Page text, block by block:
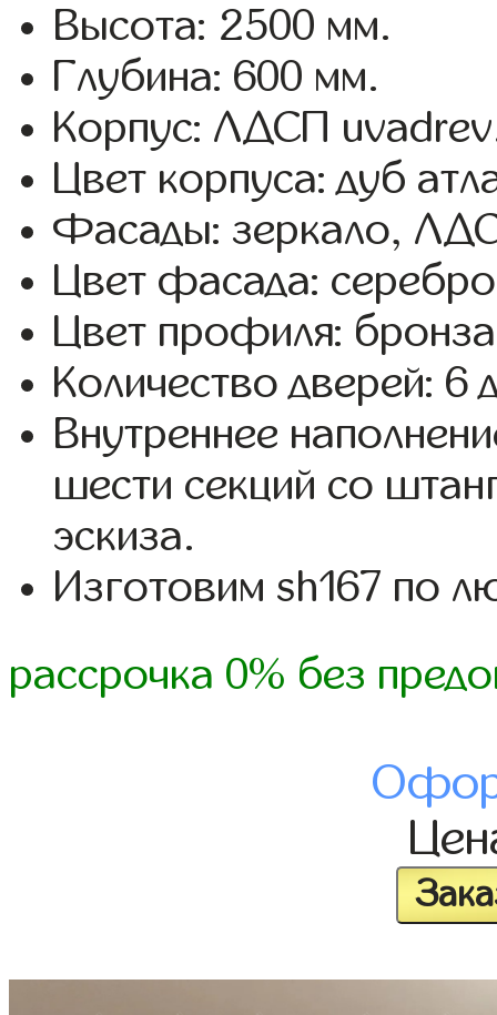
Высота: 2500 мм.
Глубина: 600 мм.
Корпус: ЛДСП
Цвет корпуса: дуб
Фасады: зеркало,
Цвет фасада:
Цвет профиля:
Количество дверей: 6
Внутреннее
шести секций со
эскиза.
Изготовим sh167 по
рассрочка 0% без